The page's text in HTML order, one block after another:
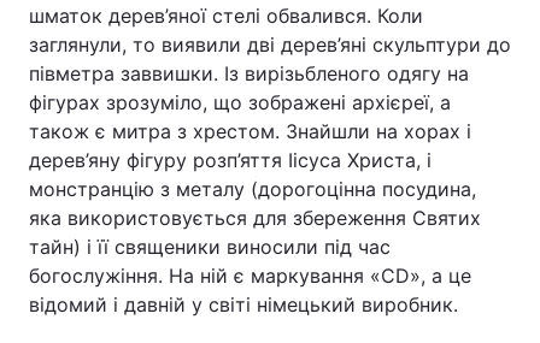
Спорт Наука
Техно і зв'язок Лайт
Зброя Інциденти
Здоров'я Туризм
Цікавинки Погода
шматок дерев’яної стелі обвалився. Коли
заглянули, то виявили дві дерев’яні скульптури до
півметра заввишки. Із вирізьбленого одягу на
фігурах зрозуміло, що зображені архієреї, а
також є митра з хрестом. Знайшли на хорах і
дерев’яну фігуру розп’яття Іісуса Христа, і
монстранцію з металу (дорогоцінна посудина,
яка використовується для збереження Святих
тайн) і її священики виносили під час
богослужіння. На ній є маркування «CD», а це
відомий і давній у світі німецький виробник.